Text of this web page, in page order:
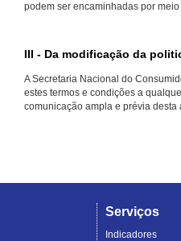
podem ser encaminhadas por meio
III - Da modificação da
A Secretaria Nacional do
estes termos e condições a
comunicação ampla e prévia desta
Serviços
Indicadores